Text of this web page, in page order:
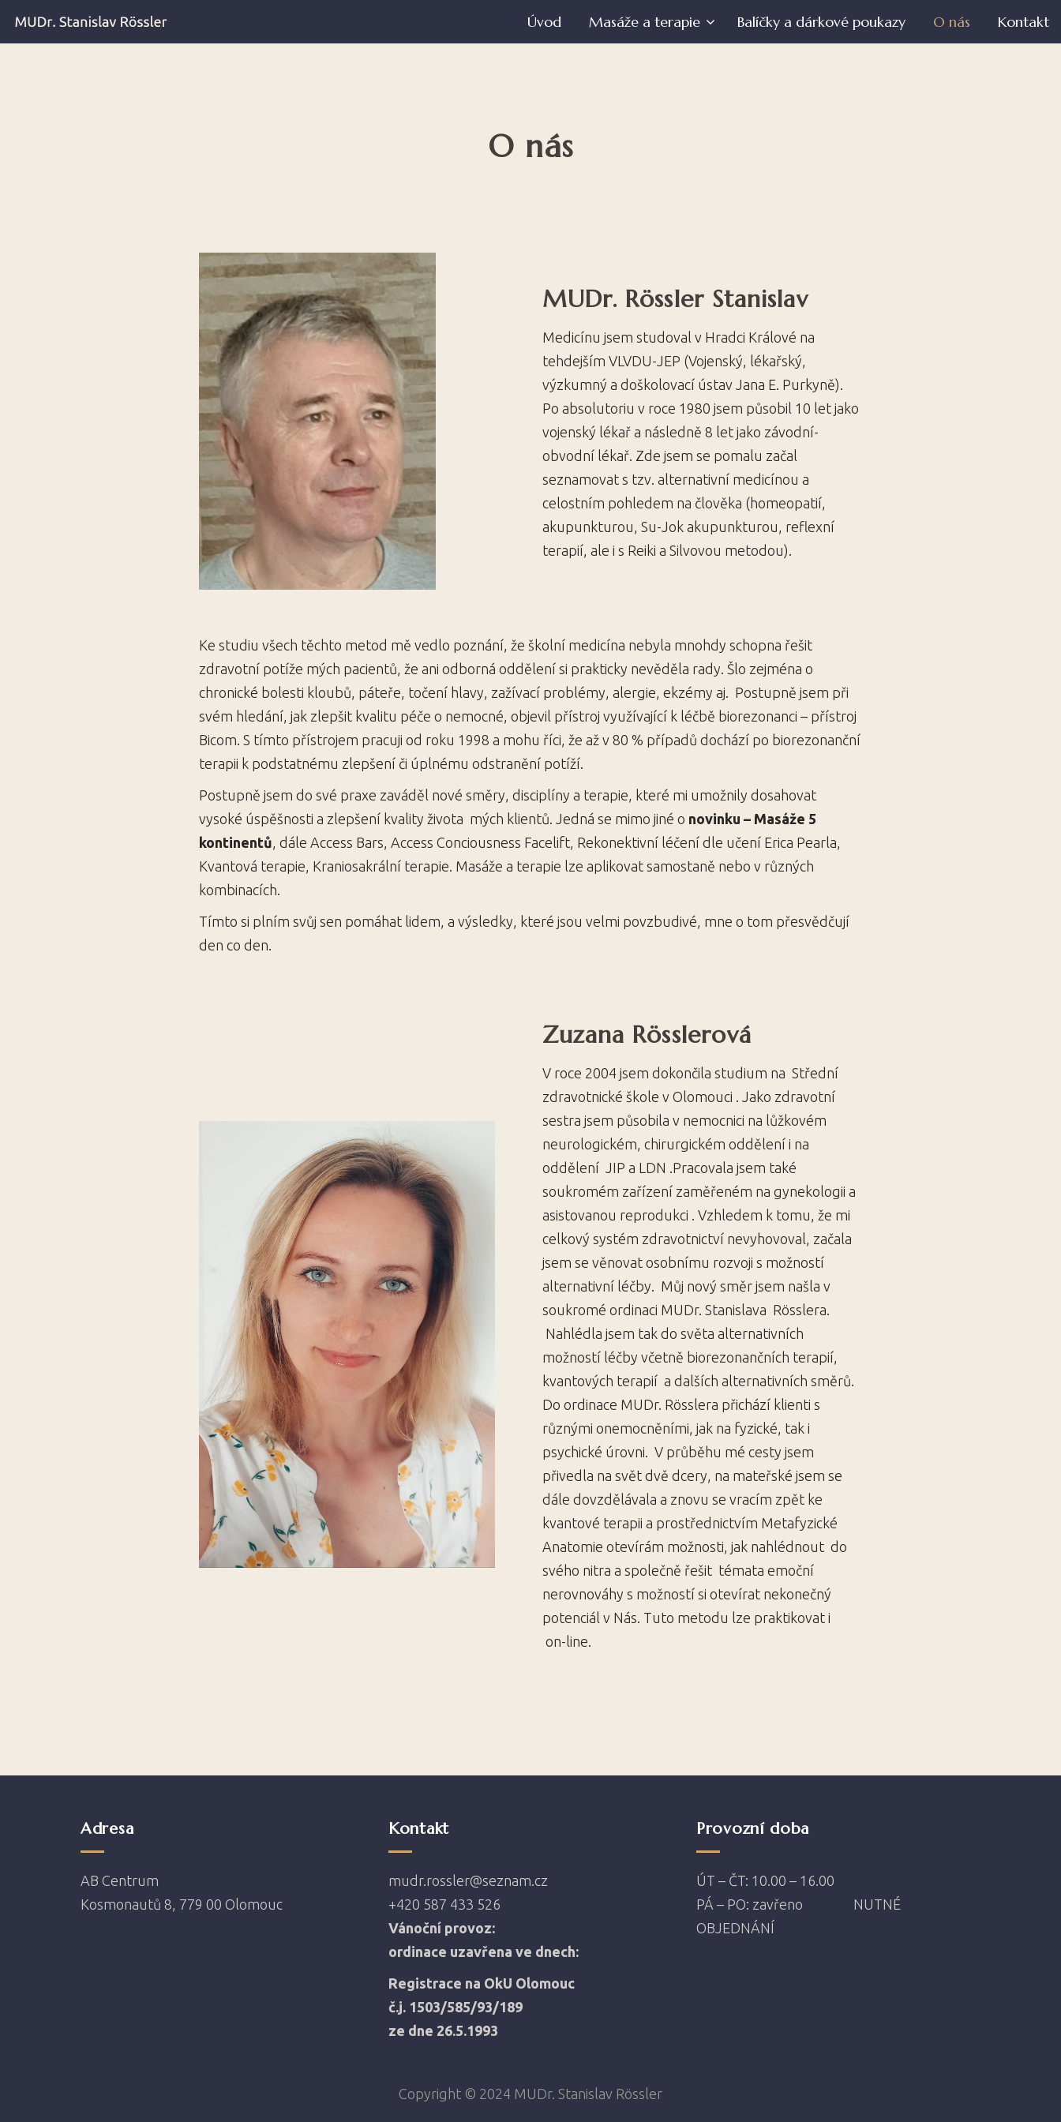
Úvod Masáže a terapie Balíčky a dárkové poukazy O nás Kontakt
O nás
MUDr. Rössler Stanislav
Medicínu jsem studoval v Hradci Králové na
tehdejším VLVDU-JEP (Vojenský, lékařský,
výzkumný a doškolovací ústav Jana E. Purkyně).
Po absolutoriu v roce 1980 jsem působil 10 let jako
vojenský lékař a následně 8 let jako závodní-
obvodní lékař. Zde jsem se pomalu začal
seznamovat s tzv. alternativní medicínou a
celostním pohledem na člověka (homeopatií,
akupunkturou, Su-Jok akupunkturou, reflexní
terapií, ale i s Reiki a Silvovou metodou).
Ke studiu všech těchto metod mě vedlo poznání, že školní medicína nebyla mnohdy schopna řešit
zdravotní potíže mých pacientů, že ani odborná oddělení si prakticky nevěděla rady. Šlo zejména o
chronické bolesti kloubů, páteře, točení hlavy, zažívací problémy, alergie, ekzémy aj. Postupně jsem při
svém hledání, jak zlepšit kvalitu péče o nemocné, objevil přístroj využívající k léčbě biorezonanci – přístroj
Bicom. S tímto přístrojem pracuji od roku 1998 a mohu říci, že až v 80 % případů dochází po biorezonanční
terapii k podstatnému zlepšení či úplnému odstranění potíží.
Postupně jsem do své praxe zaváděl nové směry, disciplíny a terapie, které mi umožnily dosahovat
vysoké úspěšnosti a zlepšení kvality života mých klientů. Jedná se mimo jiné o novinku – Masáže 5
kontinentů , dále Access Bars, Access Conciousness Facelift, Rekonektivní léčení dle učení Erica Pearla,
Kvantová terapie, Kraniosakrální terapie. Masáže a terapie lze aplikovat samostaně nebo v různých
kombinacích.
Tímto si plním svůj sen pomáhat lidem, a výsledky, které jsou velmi povzbudivé, mne o tom přesvědčují
den co den.
Zuzana Rösslerová
V roce 2004 jsem dokončila studium na Střední
zdravotnické škole v Olomouci . Jako zdravotní
sestra jsem působila v nemocnici na lůžkovém
neurologickém, chirurgickém oddělení i na
oddělení JIP a LDN .Pracovala jsem také
soukromém zařízení zaměřeném na gynekologii a
asistovanou reprodukci . Vzhledem k tomu, že mi
celkový systém zdravotnictví nevyhovoval, začala
jsem se věnovat osobnímu rozvoji s možností
alternativní léčby. Můj nový směr jsem našla v
soukromé ordinaci MUDr. Stanislava Rösslera.
Nahlédla jsem tak do světa alternativních
možností léčby včetně biorezonančních terapií,
kvantových terapií a dalších alternativních směrů.
Do ordinace MUDr. Rösslera přichází klienti s
různými onemocněními, jak na fyzické, tak i
psychické úrovni. V průběhu mé cesty jsem
přivedla na svět dvě dcery, na mateřské jsem se
dále dovzdělávala a znovu se vracím zpět ke
kvantové terapii a prostřednictvím Metafyzické
Anatomie otevírám možnosti, jak nahlédnout do
svého nitra a společně řešit témata emoční
nerovnováhy s možností si otevírat nekonečný
potenciál v Nás. Tuto metodu lze praktikovat i
on-line.
Adresa
AB Centrum
Kosmonautů 8, 779 00 Olomouc
Kontakt
mudr.rossler@seznam.cz
+420 587 433 526
Vánoční provoz:
ordinace uzavřena ve dnech:
Registrace na OkU Olomouc
č.j. 1503/585/93/189
ze dne 26.5.1993
Provozní doba
ÚT – ČT: 10.00 – 16.00
PÁ – PO: zavřeno NUTNÉ
OBJEDNÁNÍ
Copyright © 2024 MUDr. Stanislav Rössler